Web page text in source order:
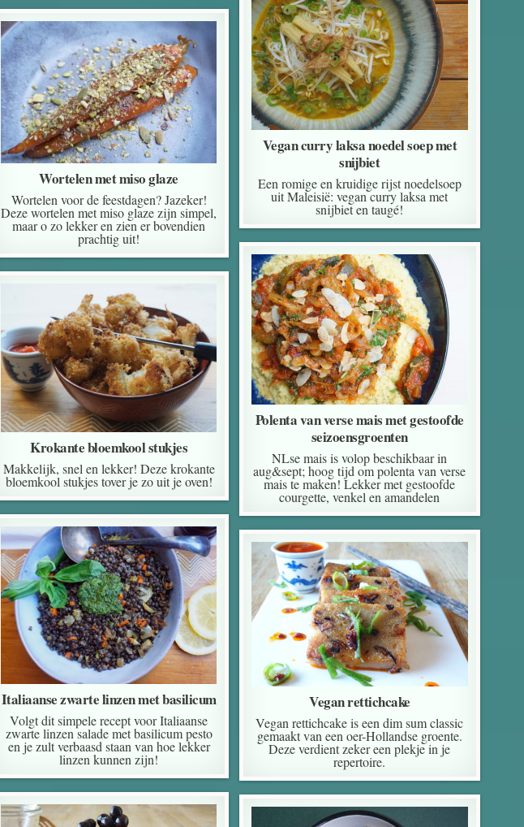
Vegan curry laksa noedel soep met
snijbiet
Een romige en kruidige rijst noedelsoep
uit Maleisië: vegan curry laksa met
snijbiet en taugé!
Wortelen met miso glaze
Wortelen voor de feestdagen? Jazeker!
Deze wortelen met miso glaze zijn simpel,
maar o zo lekker en zien er bovendien
prachtig uit!
Polenta van verse mais met gestoofde
seizoensgroenten
NLse mais is volop beschikbaar in
aug&sept; hoog tijd om polenta van verse
mais te maken! Lekker met gestoofde
courgette, venkel en amandelen
Krokante bloemkool stukjes
Makkelijk, snel en lekker! Deze krokante
bloemkool stukjes tover je zo uit je oven!
Italiaanse zwarte linzen met basilicum
Volgt dit simpele recept voor Italiaanse
zwarte linzen salade met basilicum pesto
en je zult verbaasd staan van hoe lekker
linzen kunnen zijn!
Vegan rettichcake
Vegan rettichcake is een dim sum classic
gemaakt van een oer-Hollandse groente.
Deze verdient zeker een plekje in je
repertoire.